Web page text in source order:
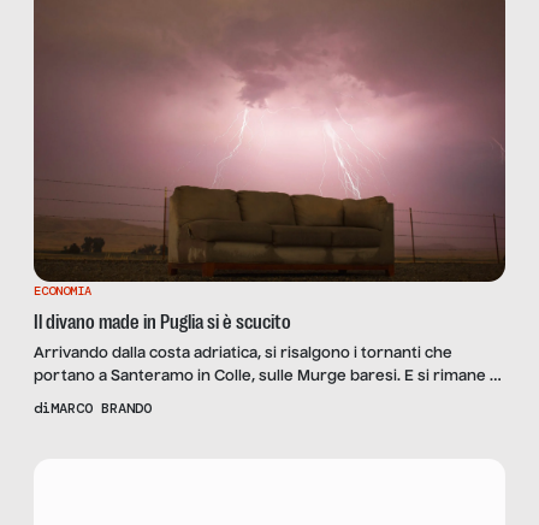
ECONOMIA
Il divano made in Puglia si è scucito
Arrivando dalla costa adriatica, si risalgono i tornanti che
portano a Santeramo in Colle, sulle Murge baresi. E si rimane a
bocca aperta scoprendo che Natuzzi, una delle rare aziende
diMARCO BRANDO